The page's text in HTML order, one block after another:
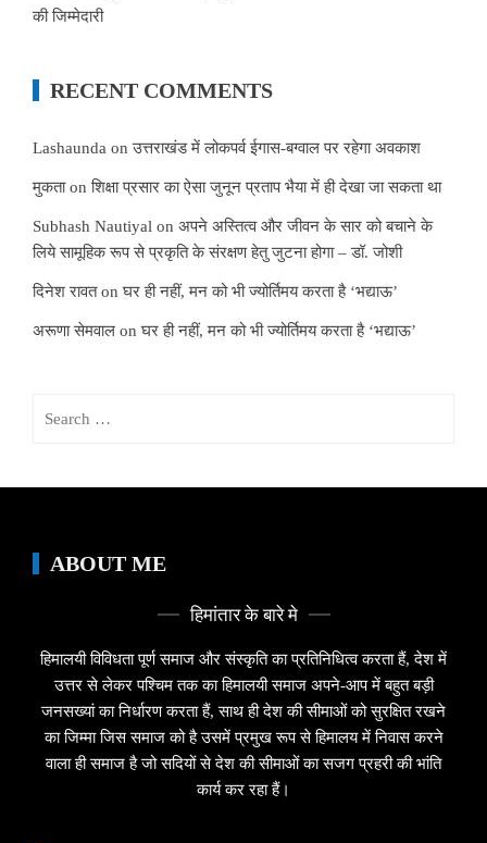
की जिम्मेदारी
RECENT COMMENTS
Lashaunda onउत्तराखंड में लोकपर्व ईगास-बग्वाल पर रहेगा अवकाश
मुकताonशिक्षा प्रसार का ऐसा जुनून प्रताप भैया में ही देखा जा सकता था
Subhash Nautiyal on अपने अस्तित्व और जीवन के सार को बचाने के
लिये सामूहिक रूप से प्रकृति के संरक्षण हेतु जुटना होगा – डॉ. जोशी
दिनेश रावतonघर ही नहीं, मन को भी ज्योर्तिमय करता है ‘भद्याऊ’
अरूणा सेमवाल onघर ही नहीं, मन को भी ज्योर्तिमय करता है ‘भद्याऊ’
ABOUT ME
हिमांतार के बारे मे
हिमालयी विविधता पूर्ण समाज और संस्कृति का प्रतिनिधित्व करता हैं, देश में
उत्तर से लेकर पश्चिम तक का हिमालयी समाज अपने-आप में बहुत बड़ी
जनसख्यां का निर्धारण करता हैं, साथ ही देश की सीमाओं को सुरक्षित रखने
का जिम्मा जिस समाज को है उसमें प्रमुख रूप से हिमालय में निवास करने
वाला ही समाज है जो सदियों से देश की सीमाओं का सजग प्रहरी की भांति
कार्य कर रहा हैं।